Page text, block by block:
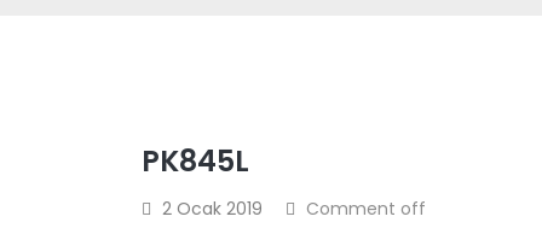
PK845L
2 Ocak 2019 Comment off